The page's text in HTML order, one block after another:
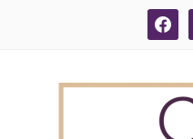
facebook